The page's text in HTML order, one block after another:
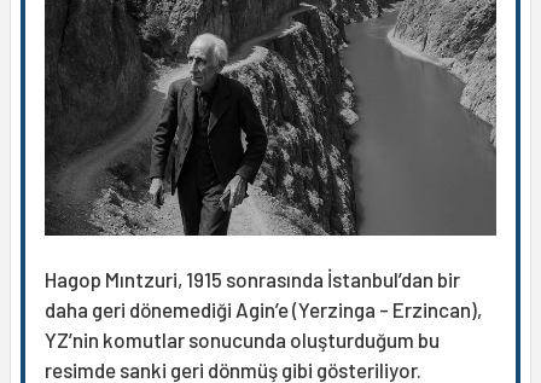
Hagop Mıntzuri, 1915 sonrasında İstanbul’dan bir
daha geri dönemediği Agin’e (Yerzinga - Erzincan),
YZ’nin komutlar sonucunda oluşturduğum bu
resimde sanki geri dönmüş gibi gösteriliyor.